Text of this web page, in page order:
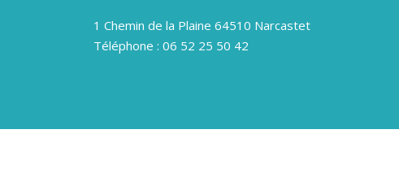
1 Chemin de la Plaine 64510 Narcastet
Téléphone : 06 52 25 50 42